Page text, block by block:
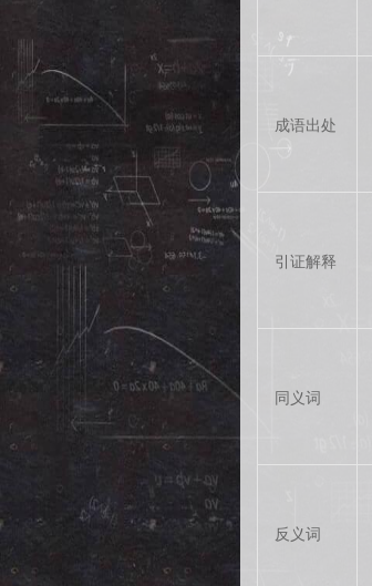
成语出处
引证解释
同义词
反义词